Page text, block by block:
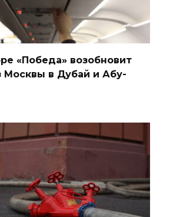
«Победа» возобновит
Москвы в Дубай и Абу-